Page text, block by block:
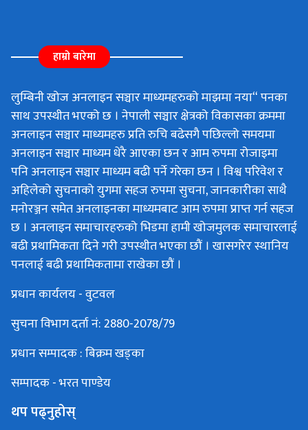
हाम्रो बारेमा
लुम्बिनी खोज अनलाइन सञ्चार माध्यमहरुको माझमा नया“ पनका
साथ उपस्थीत भएको छ । नेपाली सञ्चार क्षेत्रको विकासका क्रममा
अनलाइन सञ्चार माध्यमहरु प्रति रुचि बढेसगै पछिल्लो समयमा
अनलाइन सञ्चार माध्यम धेरै आएका छन र आम रुपमा रोजाइमा
पनि अनलाइन सञ्चार माध्यम बढी पर्ने गरेका छन । विश्व परिवेश र
अहिलेको सुचनाको युगमा सहज रुपमा सुचना, जानकारीका साथै
मनोरञ्जन समेत अनलाइनका माध्यमबाट आम रुपमा प्राप्त गर्न सहज
छ । अनलाइन समाचारहरुको भिडमा हामी खोजमुलक समाचारलाई
बढी प्रथामिकता दिने गरी उपस्थीत भएका छौं । खासगरेर स्थानिय
पनलाई बढी प्रथामिकतामा राखेका छौं ।
प्रधान कार्यलय - वुटवल
सुचना विभाग दर्ता नं: 2880-2078/79
प्रधान सम्पादक : बिक्रम खड्का
सम्पादक - भरत पाण्डेय
थप पढ्नुहोस्